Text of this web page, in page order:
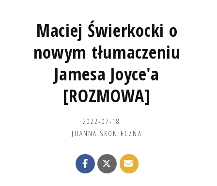
Maciej Świerkocki o
nowym tłumaczeniu
Jamesa Joyce'a
[ROZMOWA]
2022-07-18
JOANNA SKONIECZNA